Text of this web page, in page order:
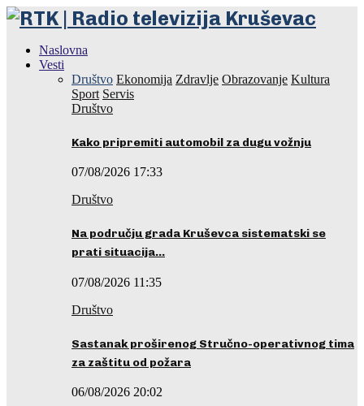
Naslovna
Vesti
Društvo Ekonomija Zdravlje Obrazovanje Kultura
Sport Servis
Društvo
Kako pripremiti automobil za dugu vožnju
07/08/2026 17:33
Društvo
Na području grada Kruševca sistematski se
prati situacija…
07/08/2026 11:35
Društvo
Sastanak proširenog Stručno-operativnog tima
za zaštitu od požara
06/08/2026 20:02